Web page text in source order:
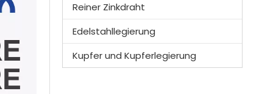
Reiner Zinkdraht
Edelstahllegierung
Kupfer und Kupferlegierung